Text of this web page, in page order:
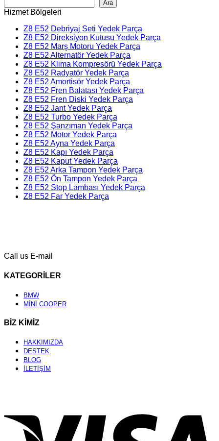
Ara
Hizmet Bölgeleri
Z8 E52 Debriyaj Seti Yedek Parça
Z8 E52 Direksiyon Kutusu Yedek Parça
Z8 E52 Marş Motoru Yedek Parça
Z8 E52 Alternatör Yedek Parça
Z8 E52 Klima Kompresörü Yedek Parça
Z8 E52 Radyatör Yedek Parça
Z8 E52 Amortisör Yedek Parça
Z8 E52 Fren Balatası Yedek Parça
Z8 E52 Fren Diski Yedek Parça
Z8 E52 Jant Yedek Parça
Z8 E52 Turbo Yedek Parça
Z8 E52 Şanzıman Yedek Parça
Z8 E52 Motor Yedek Parça
Z8 E52 Ayna Yedek Parça
Z8 E52 Kapı Yedek Parça
Z8 E52 Kaput Yedek Parça
Z8 E52 Arka Tampon Yedek Parça
Z8 E52 Ön Tampon Yedek Parça
Z8 E52 Stop Lambası Yedek Parça
Z8 E52 Far Yedek Parça
Call us E-mail
KATEGORİLER
BMW
MİNİ COOPER
BİZ KİMİZ
HAKKIMIZDA
DESTEK
BLOG
İLETİŞİM